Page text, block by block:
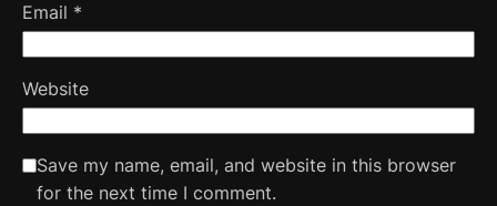
Email *
Website
Save my name, email, and website in this browser
for the next time I comment.